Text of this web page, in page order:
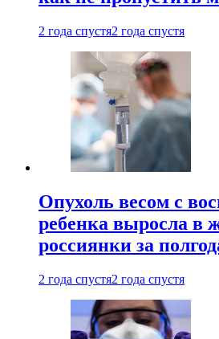
2 года спустя2 года спустя
Опухоль весом с
ребенка выросла в
россиянки за
2 года спустя2 года спустя